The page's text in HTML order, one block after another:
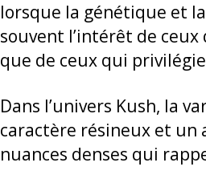
lorsque la génétique et
souvent l’intérêt de
que de ceux qui
Dans l’univers Kush, la
caractère résineux et
nuances denses qui